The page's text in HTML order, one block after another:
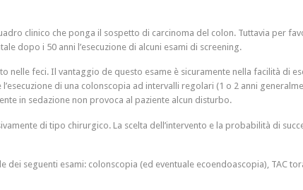
clinico che ponga il sospetto di carcinoma del colon. Tuttavia per
dopo i 50 anni l’esecuzione di alcuni esami di screening.
nelle feci. Il vantaggio de questo esame è sicuramente nella facilità di
di una colonscopia ad intervalli regolari (1 o 2 anni
in sedazione non provoca al paziente alcun disturbo.
di tipo chirurgico. La scelta dell’intervento e la probabilità di
dei seguenti esami: colonscopia (ed eventuale ecoendoascopia), TAC